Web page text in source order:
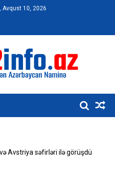
Avqust 10, 2026
Avstriya səfirləri ilə görüşdü